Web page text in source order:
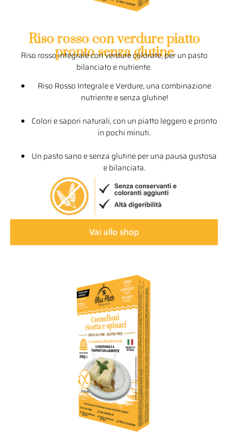
Riso rosso con verdure piatto
pronto senza glutine
Riso rosso integrale con verdure colorate, per un pasto
bilanciato e nutriente.
Riso Rosso Integrale e Verdure, una combinazione
nutriente e senza glutine!
Colori e sapori naturali, con un piatto leggero e pronto
in pochi minuti.
Un pasto sano e senza glutine per una pausa gustosa
e bilanciata.
Vai allo shop